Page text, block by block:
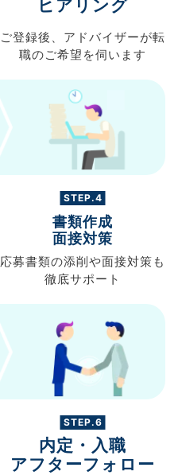
ヒアリング
ご登録後、 アドバイザーが転
職のご希望を伺います
STEP.4
書類作成
面接対策
応募書類の添削や面接対策も
徹底サポート
STEP.6
内定・入職
アフターフォロー